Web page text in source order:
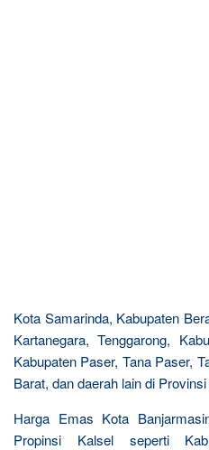
Kota Samarinda, Kabupaten
Kartanegara, Tenggarong,
Kabupaten Paser, Tana Paser,
Barat, dan daerah lain di
Harga Emas Kota
Propinsi Kalsel seperti